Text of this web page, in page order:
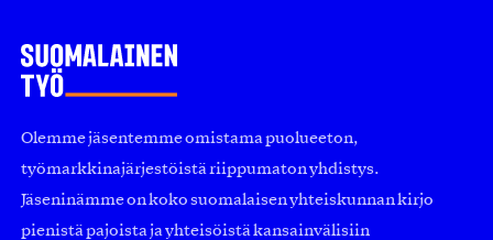
Olemme jäsentemme omistama puolueeton,
työmarkkinajärjestöistä riippumaton yhdistys.
Jäseninämme on koko suomalaisen yhteiskunnan kirjo
pienistä pajoista ja yhteisöistä kansainvälisiin